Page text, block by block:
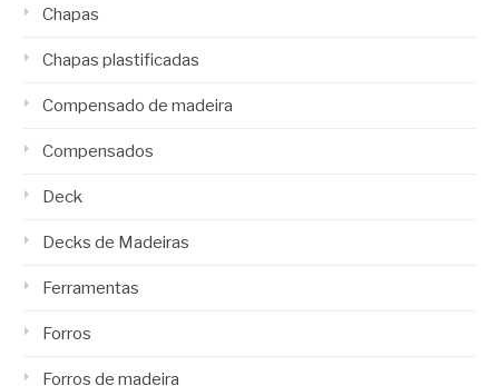
Chapas
Chapas plastificadas
Compensado de madeira
Compensados
Deck
Decks de Madeiras
Ferramentas
Forros
Forros de madeira